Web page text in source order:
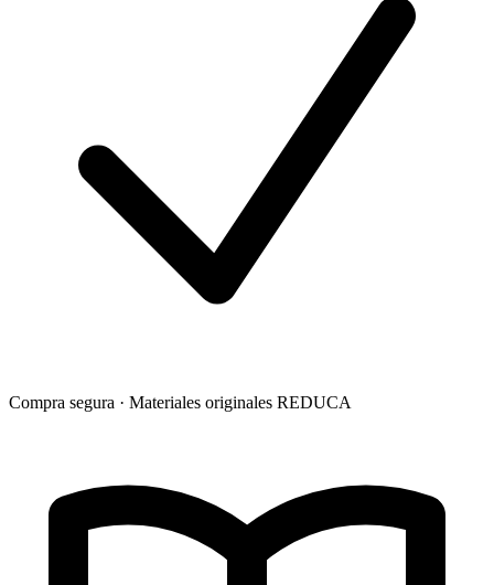
Compra segura · Materiales originales REDUCA